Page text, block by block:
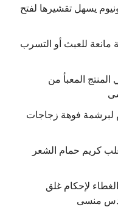
يسهل تقشيرها لفتح
مانعة للعبث أو التسرب
المعبأ من
لبرشمة فوهة زجاجات
كريم حمام الشعر
لإحكام غلق
منسى